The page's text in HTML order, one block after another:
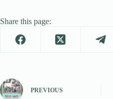
Share this page:
PREVIOUS